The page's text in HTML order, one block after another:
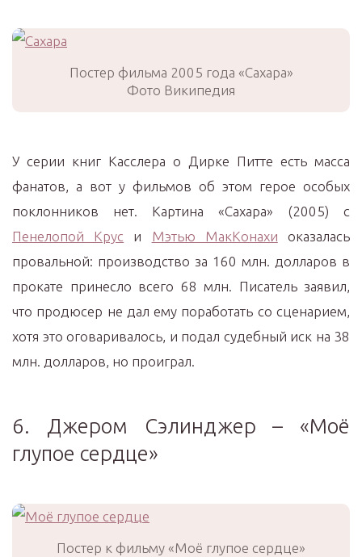
Постер фильма 2005 года «Сахара»
Фото Википедия
У серии книг Касслера о Дирке Питте есть масса
фанатов, а вот у фильмов об этом герое особых
поклонников нет. Картина «Сахара» (2005) с
Пенелопой Крус и Мэтью МакКонахи оказалась
провальной: производство за 160 млн. долларов в
прокате принесло всего 68 млн. Писатель заявил,
что продюсер не дал ему поработать со сценарием,
хотя это оговаривалось, и подал судебный иск на 38
млн. долларов, но проиграл.
6. Джером Сэлинджер – «Моё
глупое сердце»
Постер к фильму «Моё глупое сердце»